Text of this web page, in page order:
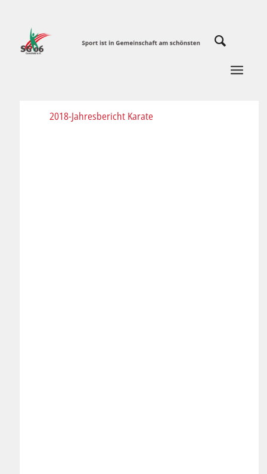
2018-Jahresbericht Karate